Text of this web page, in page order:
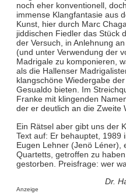
noch eher konventionell,
immense Klangfantasie aus
Kunst, hier durch Marc
jiddischen Fiedler das Stück
der Versuch, in Anlehnung
(und unter Verwendung der
Madrigale zu komponieren,
als die Hallenser
klangschöne Wiedergabe
Gesualdo bieten. Im
Franke mit klingenden
der er deutlich an die Zweite
Ein Rätsel aber gibt uns der
Text auf: Er behauptet, 1989
Eugen Lehner (Jenö Léner),
Quartetts, getroffen zu
gestorben. Preisfrage: wer
Dr.
Anzeige